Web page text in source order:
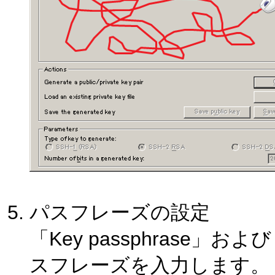
パスフレーズの設定
「Key passphrase」およ
スフレーズを入力します。